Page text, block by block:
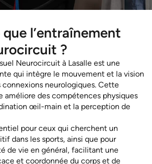
que l’entraînement
?
Neurocircuit à Lasalle est une
qui intègre le mouvement et la vision
connexions neurologiques. Cette
améliore des compétences physiques
œil-main et la perception de
pour ceux qui cherchent un
dans les sports, ainsi que pour
de vie en général, facilitant une
et coordonnée du corps et de